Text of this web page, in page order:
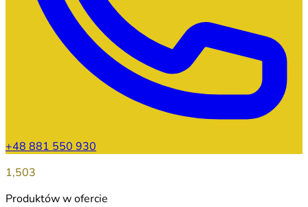
+48 881 550 930
1,503
Produktów w ofercie